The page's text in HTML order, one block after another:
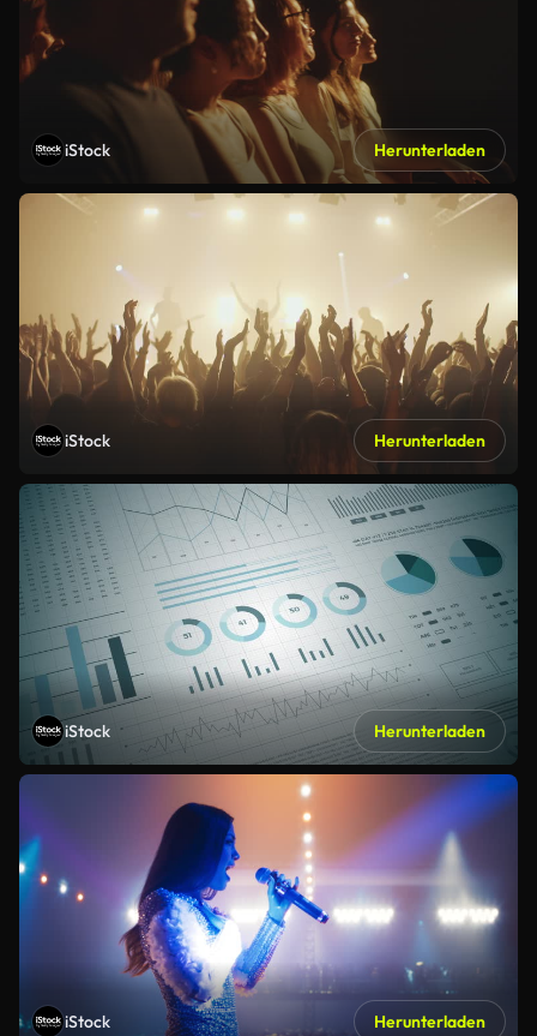
iStock Herunterladen
iStock Herunterladen
iStock Herunterladen
iStock Herunterladen